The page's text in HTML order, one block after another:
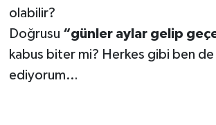
olabilir?
Doğrusu “günler aylar gelip
kabus biter mi? Herkes gibi ben
ediyorum…